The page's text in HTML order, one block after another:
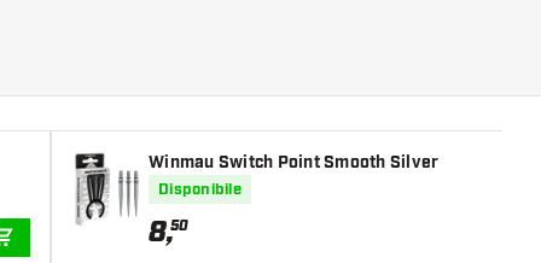
AGGIUNGI AL CARRELLO
Winmau Switch Point Smooth Silver
Disponibile
8,50